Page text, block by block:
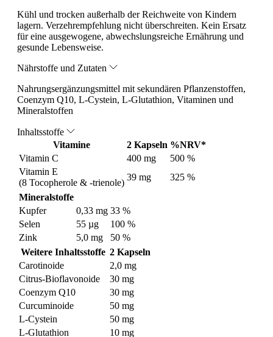
Kühl und trocken außerhalb der Reichweite von Kindern
lagern. Verzehrempfehlung nicht überschreiten. Kein Ersatz
für eine ausgewogene, abwechslungsreiche Ernährung und
gesunde Lebensweise.
Nährstoffe und Zutaten
Nahrungsergänzungsmittel mit sekundären Pflanzenstoffen,
Coenzym Q10, L-Cystein, L-Glutathion, Vitaminen und
Mineralstoffen
Inhaltsstoffe
Vitamine
2 Kapseln %NRV*
Vitamin C
400 mg
500 %
Vitamin E
(8 Tocopherole & -trienole)
39 mg
325 %
Mineralstoffe
Kupfer
0,33 mg 33 %
Selen
55 µg
100 %
Zink
5,0 mg
50 %
Weitere Inhaltsstoffe 2 Kapseln
Carotinoide
2,0 mg
Citrus-Bioflavonoide
30 mg
Coenzym Q10
30 mg
Curcuminoide
50 mg
L-Cystein
50 mg
L-Glutathion
10 mg